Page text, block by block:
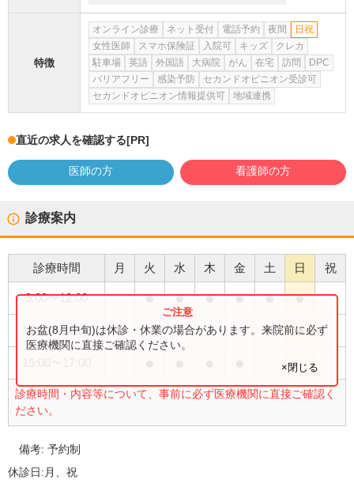
特徴
オンライン診療 ネット受付 電話予約 夜間
日祝
女性医師
スマホ保険証 入院可 キッズ
クレカ
駐車場
英語 外国語 大病院 がん 在宅 訪問
DPC
バリアフリー
感染予防
セカンドオピニオン受診可
セカンドオピニオン情報提供可
地域連携
直近の求人を確認する[PR]
医師の方 看護師の方
診療案内
診療時間 月 火 水 木 金 土 日 祝
9:00〜12:00 ● ● ● ● ● ●
15:00〜16:00 ● ●
診療時間・内容等について、事前に必ず医療機関に直接ご確認く
ださい。
お盆(8月中旬)は休診・休業の場合があります。来院前に必ず
医療機関に直接ご確認ください。
×閉じる
備考:予約制
休診日: 月、祝